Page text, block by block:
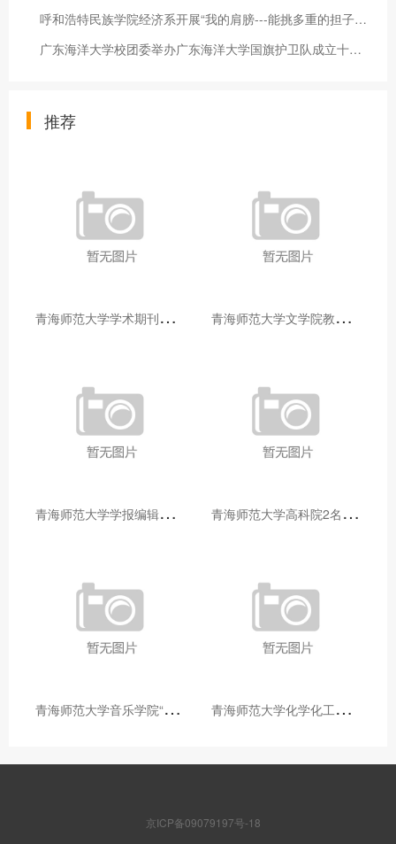
呼和浩特民族学院经济系开展“我的肩膀---能挑多重的担子”红色
广东海洋大学校团委举办广东海洋大学国旗护卫队成立十周年活动
推荐
青
海师范大学学术期刊两个专栏入选2025年青海省期刊重点专栏 青
海师范大学文学院教师赴山东省相关高校和学术机构交流学习
青
海师范大学学报编辑部赴大通县城关镇上毛佰胜村开展帮扶慰问活动 青
海师范大学高科院2名专家当选中国科学院院士
青
海师范大学音乐学院“青舞华章”本科舞蹈专业中期汇报圆满落幕 青
海师范大学化学化工学院开展铸牢中华民族共同体意识大讲堂活动
京ICP备09079197号-18